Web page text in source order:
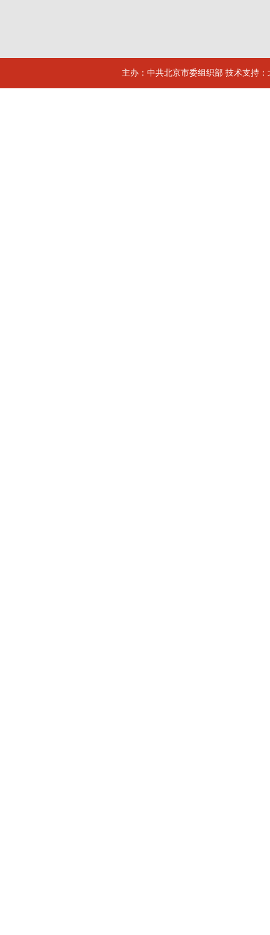
主办：中共北京市委组织部 技术支持